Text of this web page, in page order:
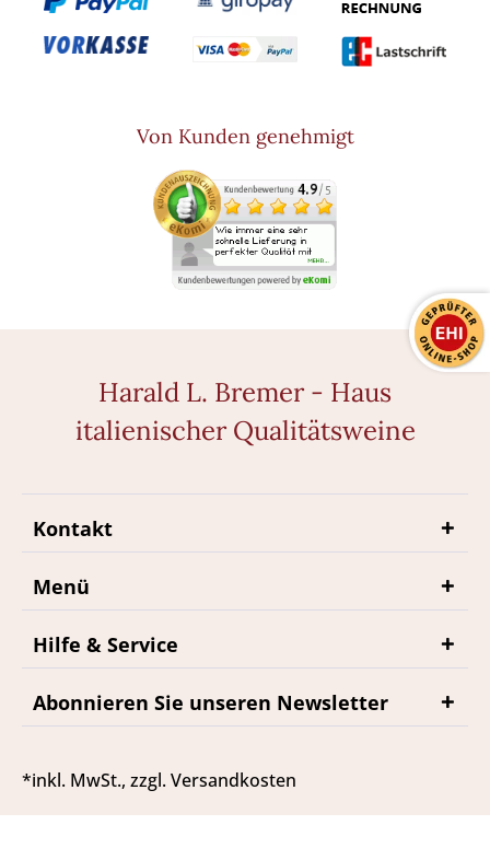
Von Kunden genehmigt
Harald L. Bremer - Haus
italienischer Qualitätsweine
Kontakt
Menü
Hilfe & Service
Abonnieren Sie unseren Newsletter
*inkl. MwSt., zzgl. Versandkosten